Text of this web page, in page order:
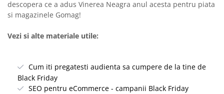
descopera ce a adus Vinerea Neagra anul acesta pentru piata
si magazinele Gomag!
Vezi si alte materiale utile:
Cum iti pregatesti audienta sa cumpere de la tine de
Black Friday
SEO pentru eCommerce - campanii Black Friday